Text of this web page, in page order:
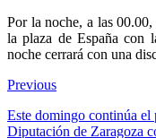
Por la noche, a las
la plaza de España con
noche cerrará con una
Previous
Este domingo continúa el
Diputación de Zaragoza